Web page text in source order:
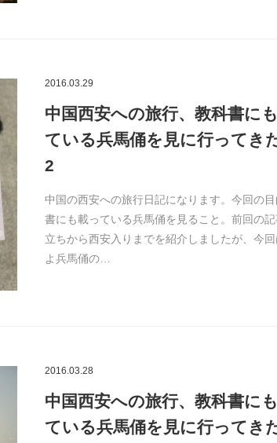
2016.03.29
中国西安への旅行、教科書に
ている兵馬俑を見に行ってき
2
中国の西安への旅行日記になります。今回の
書にも載っている兵馬俑を見ること。前回の
立ちから西安入りまでを紹介しましたが、今
よ兵馬俑の…
2016.03.28
中国西安への旅行、教科書に
ている兵馬俑を見に行ってき